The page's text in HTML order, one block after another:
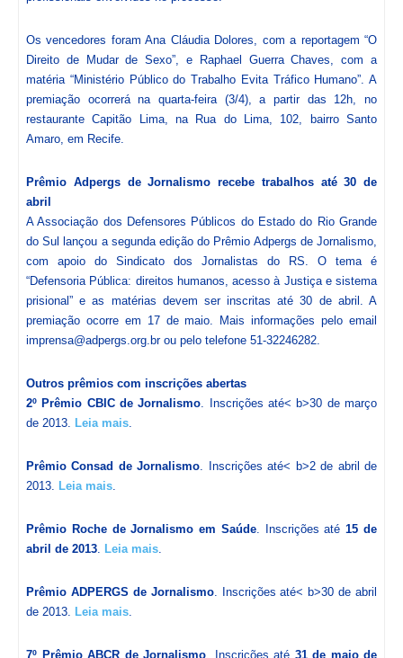
Os vencedores foram Ana Cláudia Dolores, com a reportagem “O
Direito de Mudar de Sexo”, e Raphael Guerra Chaves, com a
matéria “Ministério Público do Trabalho Evita Tráfico Humano”. A
premiação ocorrerá na quarta-feira (3/4), a partir das 12h, no
restaurante Capitão Lima, na Rua do Lima, 102, bairro Santo
Amaro, em Recife.
Prêmio Adpergs de Jornalismo recebe trabalhos até 30 de
abril
A Associação dos Defensores Públicos do Estado do Rio Grande
do Sul lançou a segunda edição do Prêmio Adpergs de Jornalismo,
com apoio do Sindicato dos Jornalistas do RS. O tema é
“Defensoria Pública: direitos humanos, acesso à Justiça e sistema
prisional” e as matérias devem ser inscritas até 30 de abril. A
premiação ocorre em 17 de maio. Mais informações pelo email
imprensa@adpergs.org.br ou pelo telefone 51-32246282.
Outros prêmios com inscrições abertas
2º Prêmio CBIC de Jornalismo. Inscrições até< b>30 de março
de 2013. Leia mais.
Prêmio Consad de Jornalismo. Inscrições até< b>2 de abril de
2013. Leia mais.
Prêmio Roche de Jornalismo em Saúde. Inscrições até15 de
abril de 2013. Leia mais.
Prêmio ADPERGS de Jornalismo. Inscrições até< b>30 de abril
de 2013. Leia mais.
7º Prêmio ABCR de Jornalismo. Inscrições até 31 de maio de